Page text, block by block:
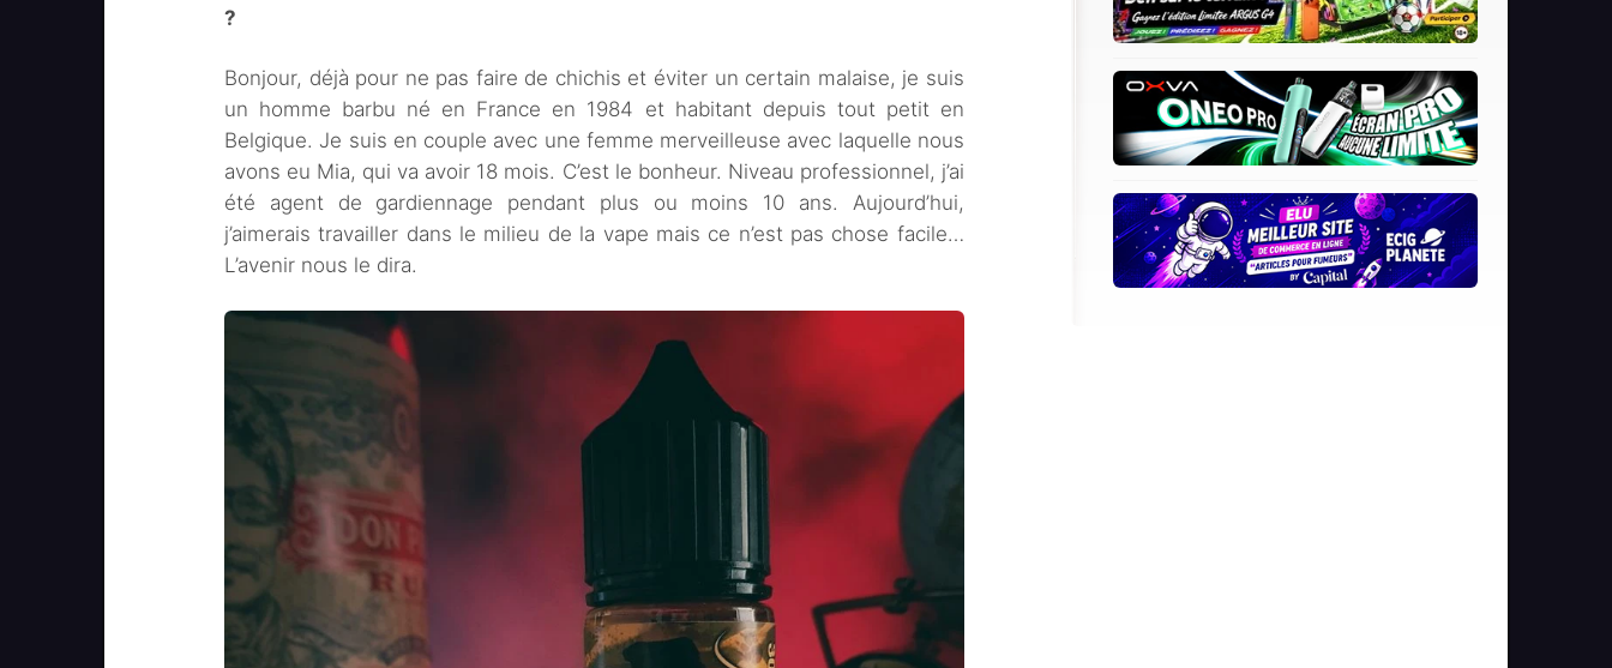
?
Bonjour, déjà pour ne pas faire de chichis et éviter un certain malaise, je suis
un homme barbu né en France en 1984 et habitant depuis tout petit en
Belgique. Je suis en couple avec une femme merveilleuse avec laquelle nous
avons eu Mia, qui va avoir 18 mois. C’est le bonheur. Niveau professionnel, j’ai
été agent de gardiennage pendant plus ou moins 10 ans. Aujourd’hui,
j’aimerais travailler dans le milieu de la vape mais ce n’est pas chose facile…
L’avenir nous le dira.